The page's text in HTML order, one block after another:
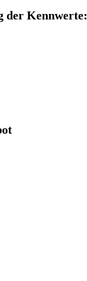
der Kennwerte: